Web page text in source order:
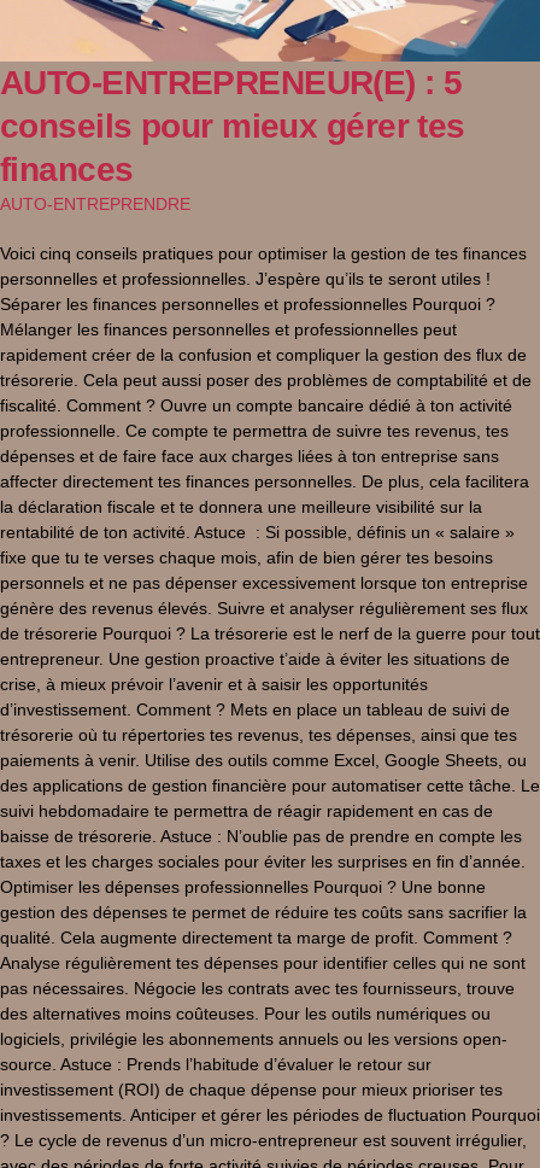
AUTO-ENTREPRENEUR(E) : 5
conseils pour mieux gérer tes
finances
AUTO-ENTREPRENDRE
Voici cinq conseils pratiques pour optimiser la gestion de tes finances
personnelles et professionnelles. J’espère qu’ils te seront utiles !
Séparer les finances personnelles et professionnelles Pourquoi ?
Mélanger les finances personnelles et professionnelles peut
rapidement créer de la confusion et compliquer la gestion des flux de
trésorerie. Cela peut aussi poser des problèmes de comptabilité et de
fiscalité. Comment ? Ouvre un compte bancaire dédié à ton activité
professionnelle. Ce compte te permettra de suivre tes revenus, tes
dépenses et de faire face aux charges liées à ton entreprise sans
affecter directement tes finances personnelles. De plus, cela facilitera
la déclaration fiscale et te donnera une meilleure visibilité sur la
rentabilité de ton activité. Astuce : Si possible, définis un « salaire »
fixe que tu te verses chaque mois, afin de bien gérer tes besoins
personnels et ne pas dépenser excessivement lorsque ton entreprise
génère des revenus élevés. Suivre et analyser régulièrement ses flux
de trésorerie Pourquoi ? La trésorerie est le nerf de la guerre pour tout
entrepreneur. Une gestion proactive t’aide à éviter les situations de
crise, à mieux prévoir l’avenir et à saisir les opportunités
d’investissement. Comment ? Mets en place un tableau de suivi de
trésorerie où tu répertories tes revenus, tes dépenses, ainsi que tes
paiements à venir. Utilise des outils comme Excel, Google Sheets, ou
des applications de gestion financière pour automatiser cette tâche. Le
suivi hebdomadaire te permettra de réagir rapidement en cas de
baisse de trésorerie. Astuce : N’oublie pas de prendre en compte les
taxes et les charges sociales pour éviter les surprises en fin d’année.
Optimiser les dépenses professionnelles Pourquoi ? Une bonne
gestion des dépenses te permet de réduire tes coûts sans sacrifier la
qualité. Cela augmente directement ta marge de profit. Comment ?
Analyse régulièrement tes dépenses pour identifier celles qui ne sont
pas nécessaires. Négocie les contrats avec tes fournisseurs, trouve
des alternatives moins coûteuses. Pour les outils numériques ou
logiciels, privilégie les abonnements annuels ou les versions open-
source. Astuce : Prends l’habitude d’évaluer le retour sur
investissement (ROI) de chaque dépense pour mieux prioriser tes
investissements. Anticiper et gérer les périodes de fluctuation Pourquoi
? Le cycle de revenus d’un micro-entrepreneur est souvent irrégulier,